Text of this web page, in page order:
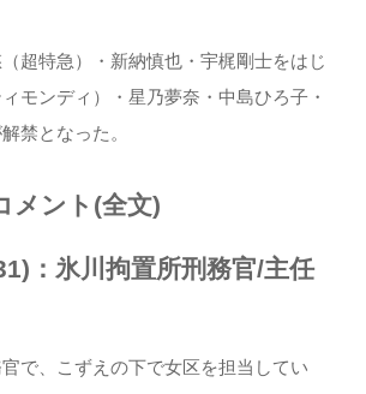
超特急）・新納慎也・宇梶剛士をはじ
モンディ）・星乃夢奈・中島ひろ子・
禁となった。
メント(全文)
：氷川拘置所刑務官/主任
で、こずえの下で女区を担当してい